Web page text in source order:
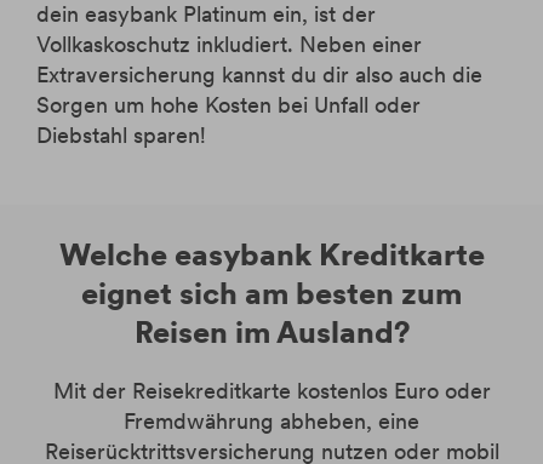
dein easybank Platinum ein, ist der
Vollkaskoschutz inkludiert. Neben einer
Extraversicherung kannst du dir also auch die
Sorgen um hohe Kosten bei Unfall oder
Diebstahl sparen!
Welche easybank Kreditkarte
eignet sich am besten zum
Reisen im Ausland?
Mit der Reisekreditkarte kostenlos Euro oder
Fremdwährung abheben, eine
Reiserücktrittsversicherung nutzen oder mobil